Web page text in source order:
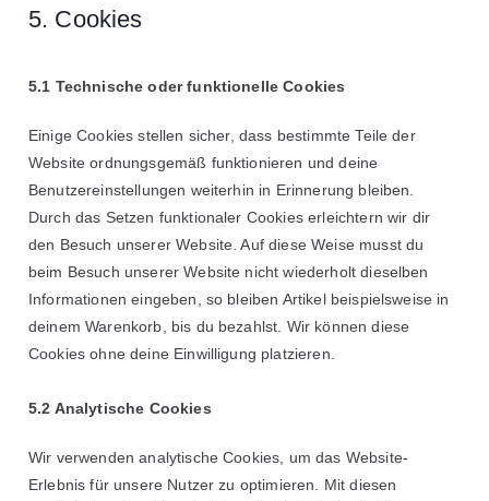
5. Cookies
5.1 Technische oder funktionelle Cookies
Einige Cookies stellen sicher, dass bestimmte Teile der
Website ordnungsgemäß funktionieren und deine
Benutzereinstellungen weiterhin in Erinnerung bleiben.
Durch das Setzen funktionaler Cookies erleichtern wir dir
den Besuch unserer Website. Auf diese Weise musst du
beim Besuch unserer Website nicht wiederholt dieselben
Informationen eingeben, so bleiben Artikel beispielsweise in
deinem Warenkorb, bis du bezahlst. Wir können diese
Cookies ohne deine Einwilligung platzieren.
5.2 Analytische Cookies
Wir verwenden analytische Cookies, um das Website-
Erlebnis für unsere Nutzer zu optimieren. Mit diesen